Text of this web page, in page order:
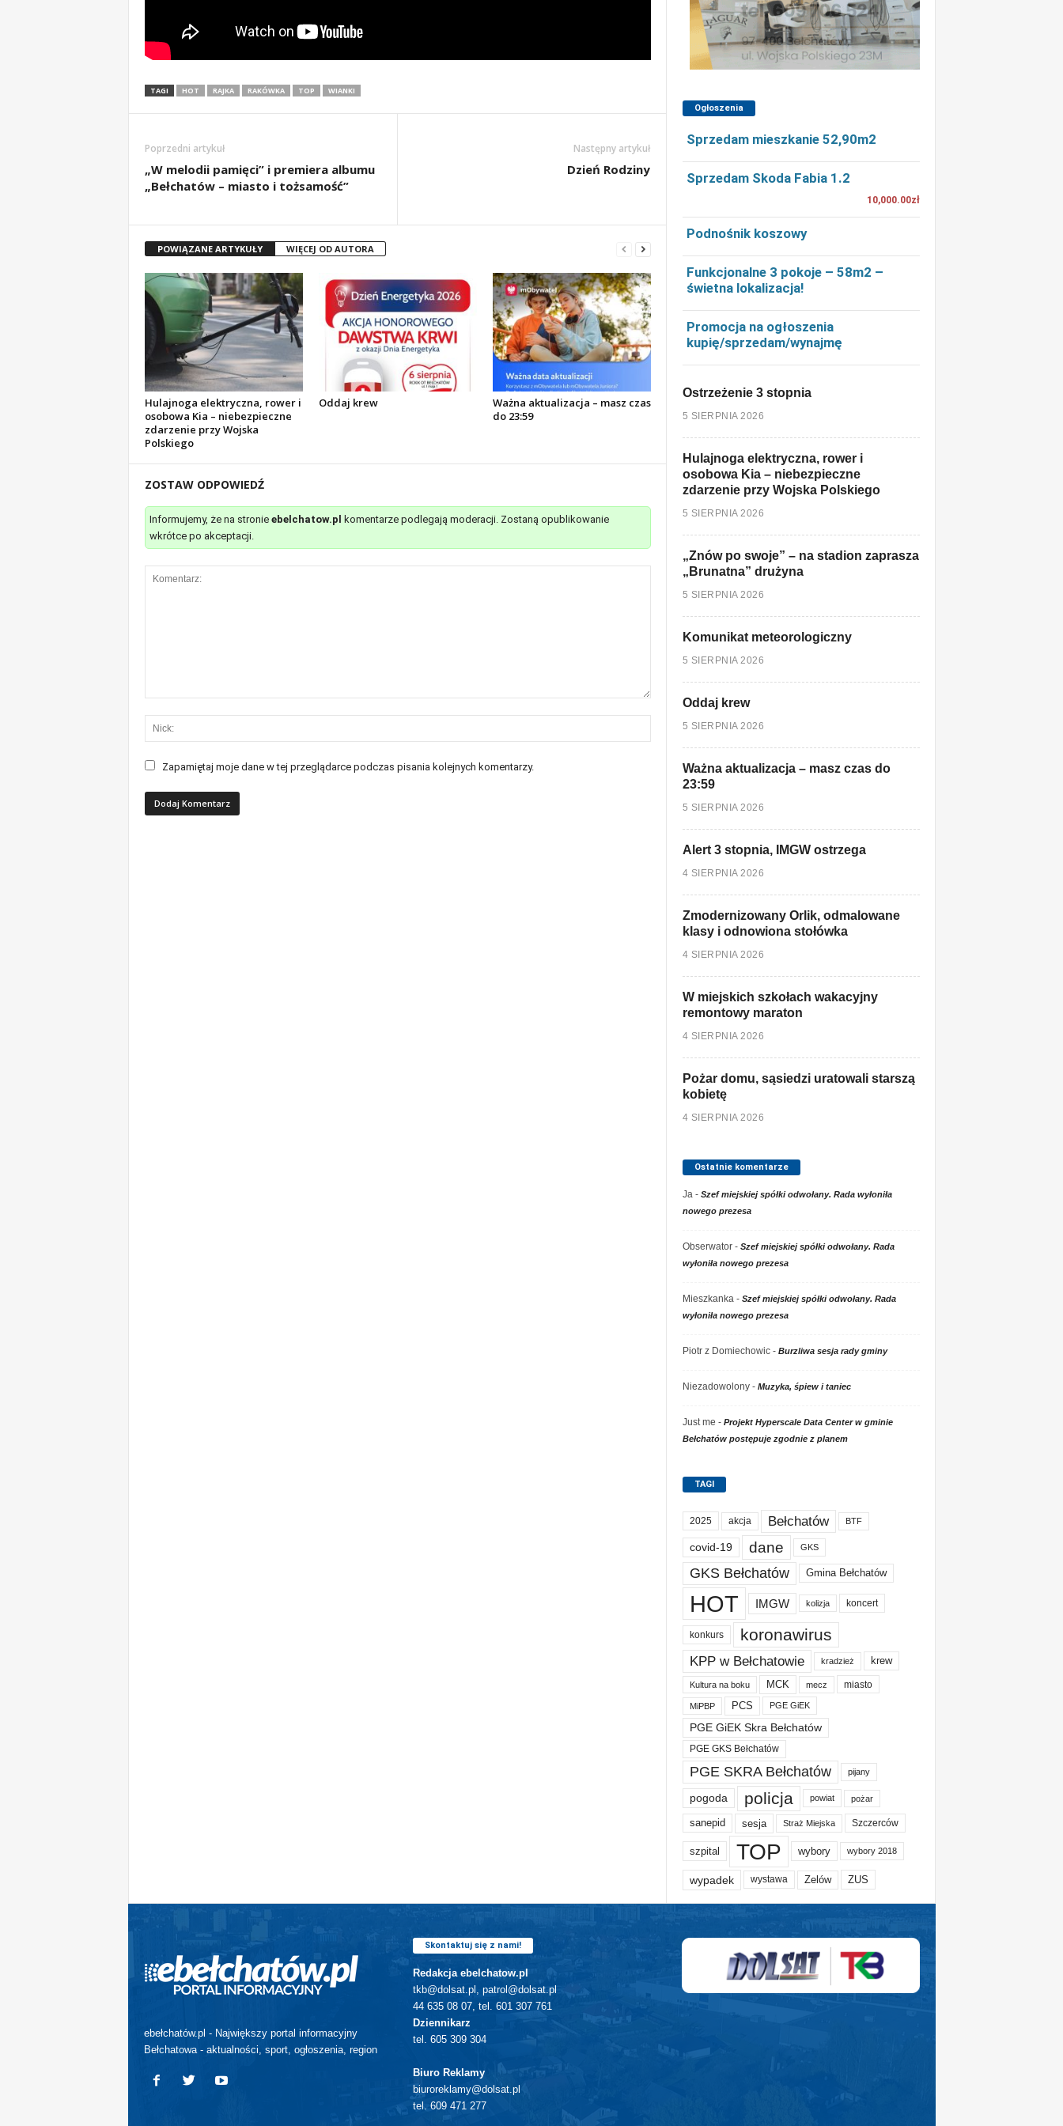
r
TAGI HOT RAJKA RAKÓWKA TOP WIANKI
Poprzedni artykuł
„W melodii pamięci” i premiera albumu
„Bełchatów – miasto i tożsamość”
Następny artykuł
Dzień Rodziny
POWIĄZANE ARTYKUŁY WIĘCEJ OD AUTORA
Hulajnoga elektryczna, rower i
osobowa Kia – niebezpieczne
zdarzenie przy Wojska
Polskiego
Oddaj krew
Ważna aktualizacja – masz czas
do 23:59
ZOSTAW ODPOWIEDŹ
Informujemy, że na stronie ebelchatow.pl
komentarze podlegają moderacji. Zostaną opublikowanie
wkrótce po akceptacji.
Zapamiętaj moje dane w tej przeglądarce podczas pisania kolejnych komentarzy.
Ogłoszenia
Sprzedam mieszkanie 52,90m2
Sprzedam Skoda Fabia 1.2
10,000.00zł
Podnośnik koszowy
Funkcjonalne 3 pokoje – 58m2 –
świetna lokalizacja!
Promocja na ogłoszenia
kupię/sprzedam/wynajmę
Ostrzeżenie 3 stopnia
5 SIERPNIA 2026
Hulajnoga elektryczna, rower i
osobowa Kia – niebezpieczne
zdarzenie przy Wojska Polskiego
5 SIERPNIA 2026
„Znów po swoje” – na stadion zaprasza
„Brunatna” drużyna
5 SIERPNIA 2026
Komunikat meteorologiczny
5 SIERPNIA 2026
Oddaj krew
5 SIERPNIA 2026
Ważna aktualizacja – masz czas do
23:59
5 SIERPNIA 2026
Alert 3 stopnia, IMGW ostrzega
4 SIERPNIA 2026
Zmodernizowany Orlik, odmalowane
klasy i odnowiona stołówka
4 SIERPNIA 2026
W miejskich szkołach wakacyjny
remontowy maraton
4 SIERPNIA 2026
Pożar domu, sąsiedzi uratowali starszą
kobietę
4 SIERPNIA 2026
Ostatnie komentarze
Ja- Szef miejskiej spółki odwołany. Rada wyłoniła
nowego prezesa
Obserwator- Szef miejskiej spółki odwołany. Rada
wyłoniła nowego prezesa
Mieszkanka- Szef miejskiej spółki odwołany. Rada
wyłoniła nowego prezesa
Piotr z Domiechowic- Burzliwa sesja rady gminy
Niezadowolony- Muzyka, śpiew i taniec
Just me - Projekt Hyperscale Data Center w gminie
Bełchatów postępuje zgodnie z planem
TAGI
2025 akcja Bełchatów BTF
covid-19 dane GKS
GKS Bełchatów Gmina Bełchatów
HOT IMGW kolizja koncert
konkurs koronawirus
KPP w Bełchatowie kradzież krew
Kultura na boku MCK mecz miasto
MiPBP PCS PGE GiEK
PGE GiEK Skra Bełchatów
PGE GKS Bełchatów
PGE SKRA Bełchatów pijany
pogoda policja powiat pożar
sanepid sesja Straż Miejska Szczerców
szpital TOP wybory wybory 2018
wypadek wystawa Zelów ZUS
ebełchatów.pl - Największy portal informacyjny
Bełchatowa - aktualności, sport, ogłoszenia, region
Skontaktuj się z nami!
Redakcja ebelchatow.pl
tkb@dolsat.pl, patrol@dolsat.pl
44 635 08 07, tel. 601 307 761
Dziennikarz
tel. 605 309 304
Biuro Reklamy
biuroreklamy@dolsat.pl
tel. 609 471 277